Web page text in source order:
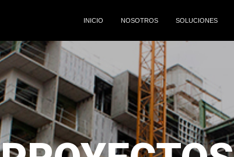
INICIO NOSOTROS SOLUCIONES